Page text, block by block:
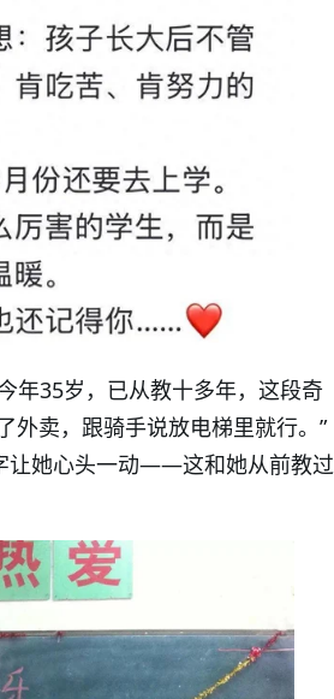
年35岁，已从教十多年，这段奇
外卖，跟骑手说放电梯里就行。”
让她心头一动——这和她从前教过